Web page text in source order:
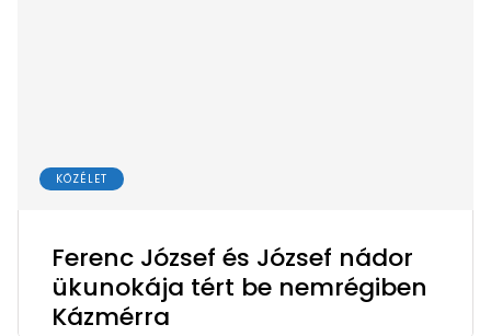
KÖZÉLET
Ferenc József és József nádor
ükunokája tért be nemrégiben
Kázmérra